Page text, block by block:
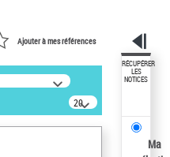
Ajouter à mes références
20
résultats/page
RÉCUPÉRER
LES
NOTICES
Ma